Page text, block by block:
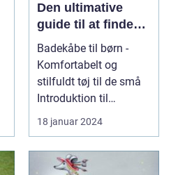
Den ultimative
guide til at finde
den perfekte
badekåbe
Badekåbe til børn -
Komfortabelt og
stilfuldt tøj til de små
Introduktion til
18 januar 2024